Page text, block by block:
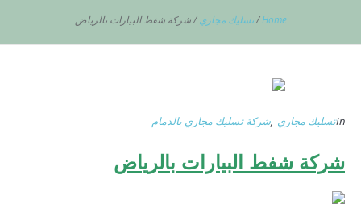
Home
/تسليك مجاري /شركة شفط البيارات بالرياض
Inتسليك مجاري ,شركة تسليك مجاري بالدمام
شركة شفط البيارات بالرياض